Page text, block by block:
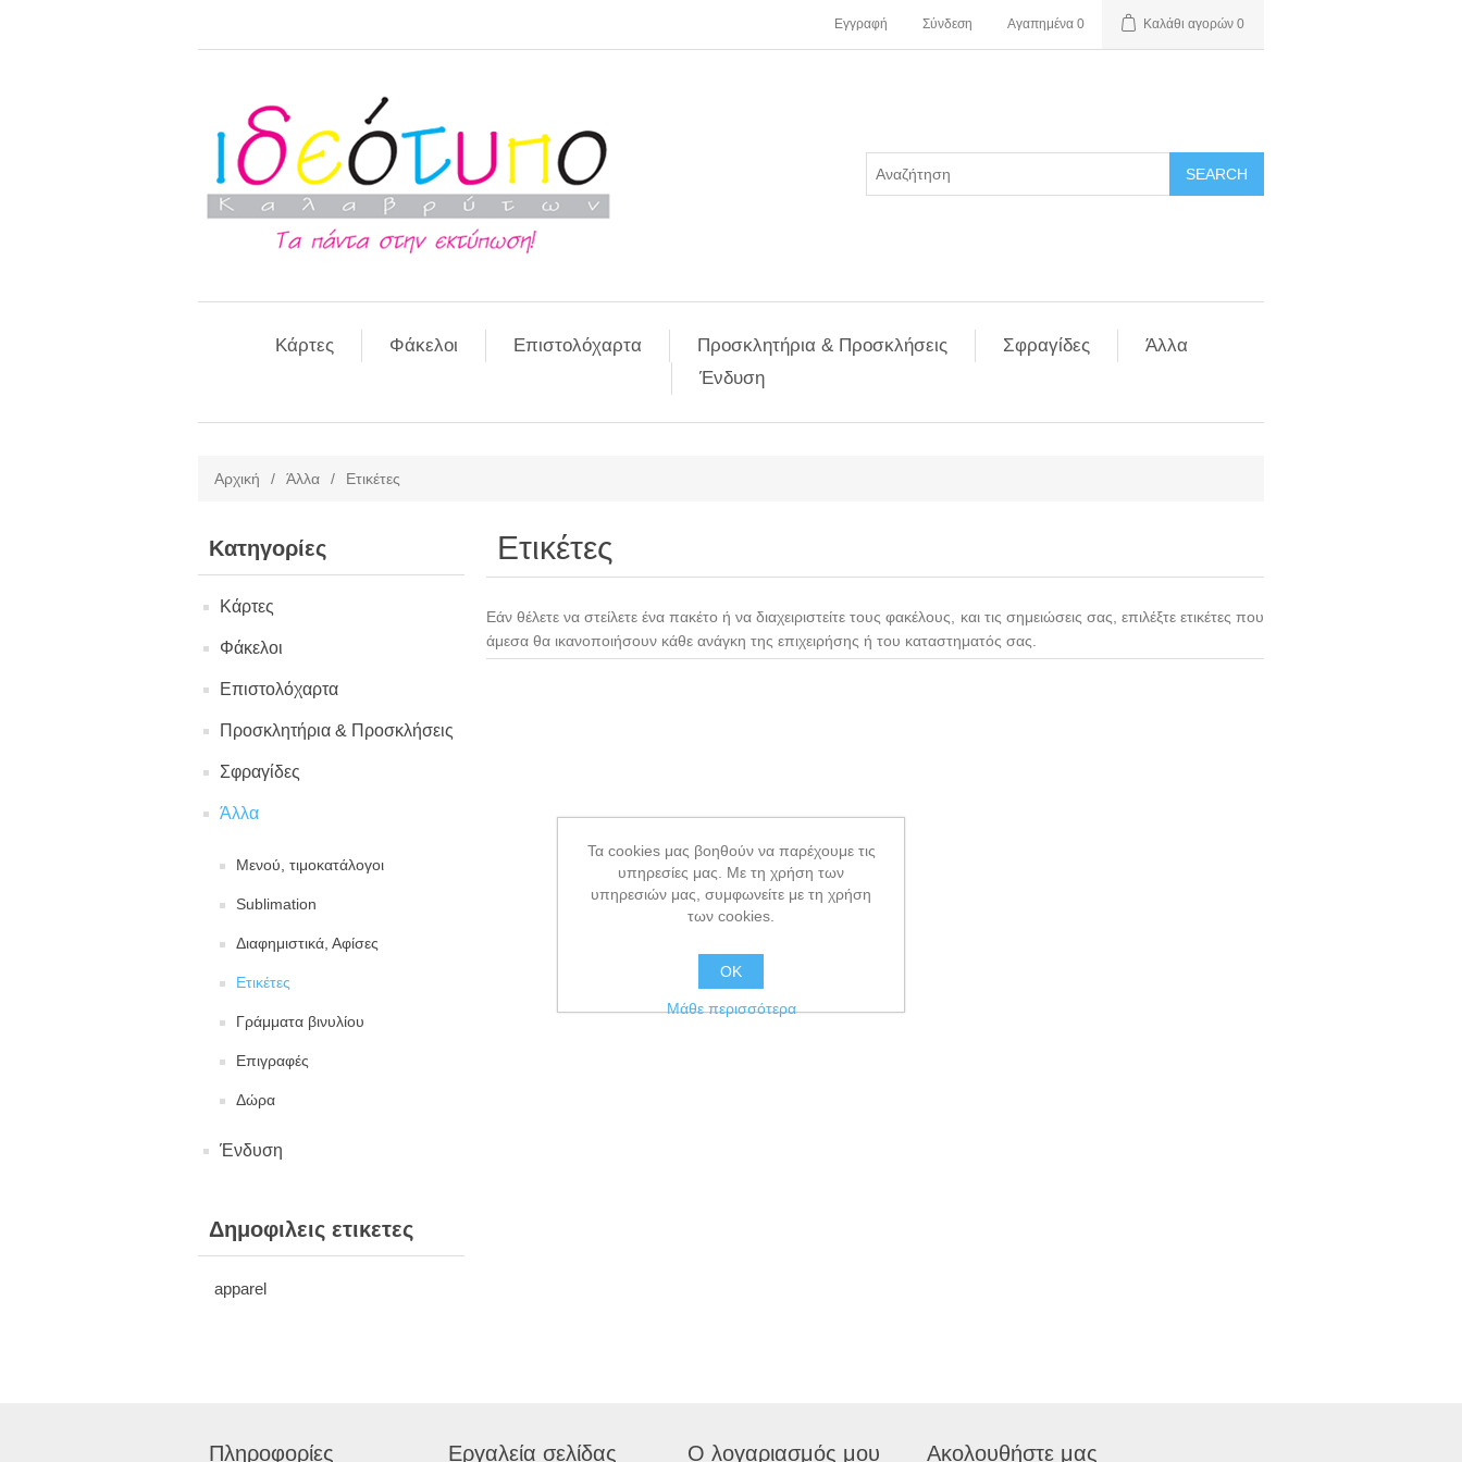
Εγγραφή Σύνδεση Αγαπημένα 0 Καλάθι αγορών 0
Κάρτες Φάκελοι Επιστολόχαρτα Προσκλητήρια & Προσκλήσεις Σφραγίδες
Άλλα
Ένδυση
Αρχική / Άλλα / Ετικέτες
Κατηγορίες
Κάρτες
Φάκελοι
Επιστολόχαρτα
Προσκλητήρια & Προσκλήσεις
Σφραγίδες
Άλλα
Μενού, τιμοκατάλογοι
Sublimation
Διαφημιστικά, Αφίσες
Ετικέτες
Γράμματα βινυλίου
Επιγραφές
Δώρα
Ένδυση
Δημοφιλεις ετικετες
apparel
Ετικέτες
Εάν θέλετε να στείλετε ένα πακέτο ή να διαχειριστείτε τους φακέλους, και τις σημειώσεις σας, επιλέξτε ετικέτες που
άμεσα θα ικανοποιήσουν κάθε ανάγκη της επιχειρήσης ή του καταστηματός σας.
Πληροφορίες Εργαλεία σελίδας Ο λογαριασμός μου Ακολουθήστε μας
Τα cookies μας βοηθούν να παρέχουμε τις
υπηρεσίες μας. Με τη χρήση των
υπηρεσιών μας, συμφωνείτε με τη χρήση
των cookies.
OK
Μάθε περισσότερα